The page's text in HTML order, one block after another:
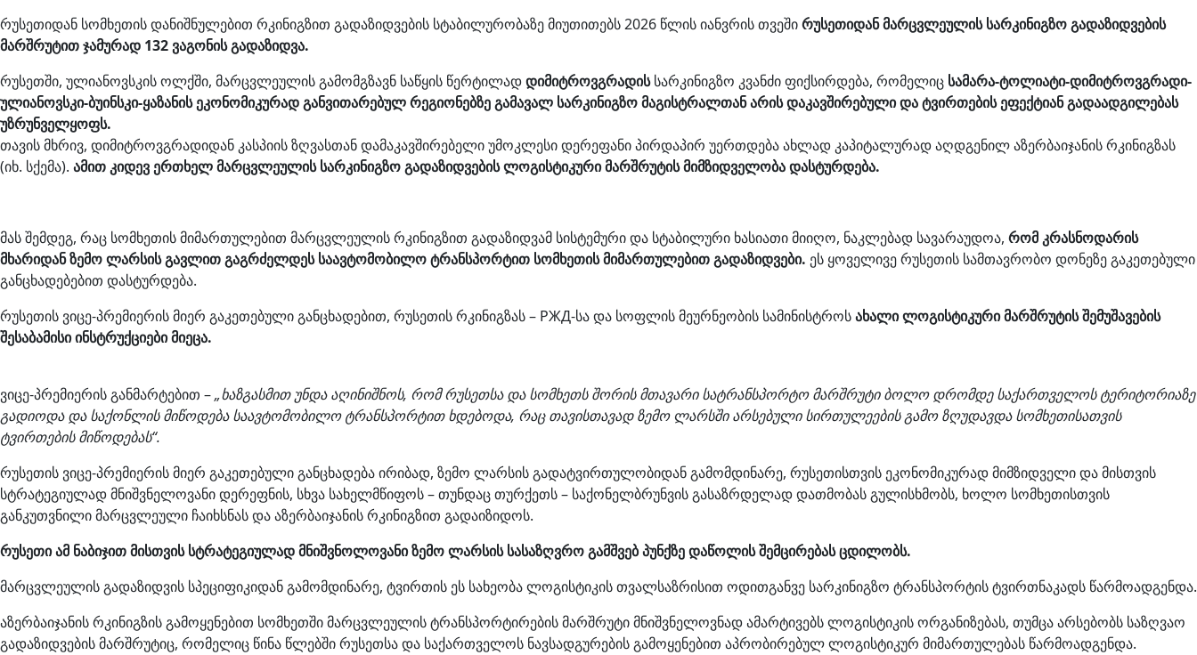
რუსეთიდან სომხეთის დანიშნულებით რკინიგზით გადაზიდვების სტაბილურობაზე მიუთითებს 2026 წლის იანვრის თვეშირუსეთიდან მარცვლეულის სარკინიგზო გადაზიდვების
მარშრუტით ჯამურად 132 ვაგონის გადაზიდვა.
რუსეთში, ულიანოვსკის ოლქში, მარცვლეულის გამომგზავნ საწყის წერტილადდიმიტროვგრადისსარკინიგზო კვანძი ფიქსირდება, რომელიც სამარა-ტოლიატი-დიმიტროვგრადი-
ულიანოვსკი-ბუინსკი-ყაზანის ეკონომიკურად განვითარებულ რეგიონებზე გამავალ სარკინიგზო მაგისტრალთან არის დაკავშირებული და ტვირთების ეფექტიან გადაადგილებას
უზრუნველყოფს.
თავის მხრივ, დიმიტროვგრადიდან კასპიის ზღვასთან დამაკავშირებელი უმოკლესი დერეფანი პირდაპირ უერთდება ახლად კაპიტალურად აღდგენილ აზერბაიჯანის რკინიგზას
(იხ. სქემა). ამით კიდევ ერთხელ მარცვლეულის სარკინიგზო გადაზიდვების ლოგისტიკური მარშრუტის მიმზიდველობა დასტურდება.
მას შემდეგ, რაც სომხეთის მიმართულებით მარცვლეულის რკინიგზით გადაზიდვამ სისტემური და სტაბილური ხასიათი მიიღო, ნაკლებად სავარაუდოა, რომ კრასნოდარის
მხარიდან ზემო ლარსის გავლით გაგრძელდეს საავტომობილო ტრანსპორტით სომხეთის მიმართულებით გადაზიდვები. ეს ყოველივე რუსეთის სამთავრობო დონეზე გაკეთებული
განცხადებებით დასტურდება.
რუსეთის ვიცე-პრემიერის მიერ გაკეთებული განცხადებით, რუსეთის რკინიგზას – РЖД-სა და სოფლის მეურნეობის სამინისტროსახალი ლოგისტიკური მარშრუტის შემუშავების
შესაბამისი ინსტრუქციები მიეცა.
ვიცე-პრემიერის განმარტებით –„ხაზგასმით უნდა აღინიშნოს, რომ რუსეთსა და სომხეთს შორის მთავარი სატრანსპორტო მარშრუტი ბოლო დრომდე საქართველოს ტერიტორიაზე
გადიოდა და საქონლის მიწოდება საავტომობილო ტრანსპორტით ხდებოდა, რაც თავისთავად ზემო ლარსში არსებული სირთულეების გამო ზღუდავდა სომხეთისათვის
ტვირთების მიწოდებას“.
რუსეთის ვიცე-პრემიერის მიერ გაკეთებული განცხადება ირიბად, ზემო ლარსის გადატვირთულობიდან გამომდინარე, რუსეთისთვის ეკონომიკურად მიმზიდველი და მისთვის
სტრატეგიულად მნიშვნელოვანი დერეფნის, სხვა სახელმწიფოს – თუნდაც თურქეთს – საქონელბრუნვის გასაზრდელად დათმობას გულისხმობს, ხოლო სომხეთისთვის
განკუთვნილი მარცვლეული ჩაიხსნას და აზერბაიჯანის რკინიგზით გადაიზიდოს.
რუსეთი ამ ნაბიჯით მისთვის სტრატეგიულად მნიშვნოლოვანი ზემო ლარსის სასაზღვრო გამშვებ პუნქზე დაწოლის შემცირებას ცდილობს.
მარცვლეულის გადაზიდვის სპეციფიკიდან გამომდინარე, ტვირთის ეს სახეობა ლოგისტიკის თვალსაზრისით ოდითგანვე სარკინიგზო ტრანსპორტის ტვირთნაკადს წარმოადგენდა.
აზერბაიჯანის რკინიგზის გამოყენებით სომხეთში მარცვლეულის ტრანსპორტირების მარშრუტი მნიშვნელოვნად ამარტივებს ლოგისტიკის ორგანიზებას, თუმცა არსებობს საზღვაო
გადაზიდვების მარშრუტიც, რომელიც წინა წლებში რუსეთსა და საქართველოს ნავსადგურების გამოყენებით აპრობირებულ ლოგისტიკურ მიმართულებას წარმოადგენდა.